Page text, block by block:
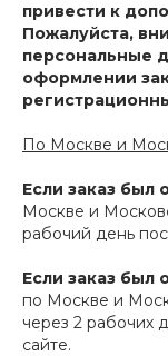
привести к
Пожалуйста,
персональные
оформлении
По Москве и
Если заказ был
Москве и
рабочий день
Если заказ был
по Москве и
через 2 рабочих
сайте.